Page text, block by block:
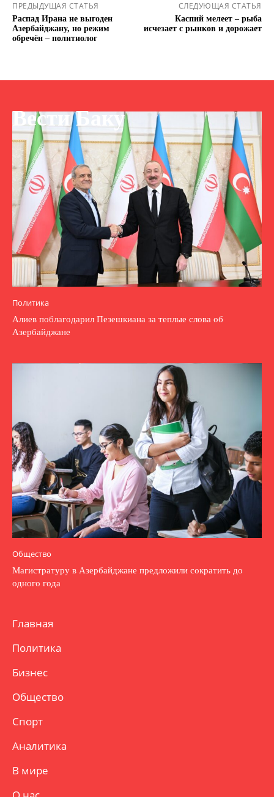
ПРЕДЫДУЩАЯ СТАТЬЯ
Распад Ирана не выгоден
Азербайджану, но режим
обречён – политиолог
СЛЕДУЮЩАЯ СТАТЬЯ
Каспий мелеет – рыба
исчезает с рынков и дорожает
Вести Баку
Политика
Алиев поблагодарил Пезешкиана за теплые слова об
Азербайджане
Общество
Магистратуру в Азербайджане предложили сократить до
одного года
Главная
Политика
Бизнес
Общество
Спорт
Аналитика
В мире